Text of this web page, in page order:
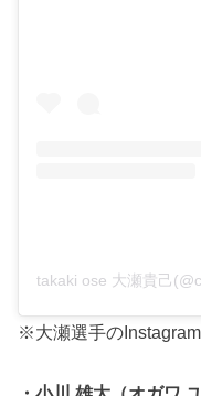
takaki ose 大瀬貴己
※大瀬選手のInstagram